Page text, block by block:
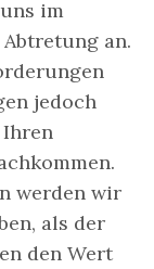
im
an.
jedoch
werden wir
als der
den Wert